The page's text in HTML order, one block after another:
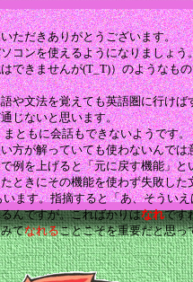
ただきありがとうございます。
コンを使えるようになりましょう
できませんが(T_T)）のようなも
や文法を覚えても英語圏に行けば
じないと思います。
ともに会話もできないようです。
方が解っていても使わないんでは
例を上げると「元に戻す機能」と
ときにその機能を使わず失敗した
ます。指摘すると「あ、そういえ
んですが。こればかりはなれです
てなれることこそを重要だと思っ